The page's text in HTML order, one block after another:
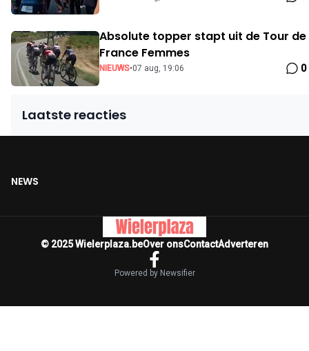
Absolute topper stapt uit de Tour de
France Femmes
NIEUWS•07 aug, 19:06 0
Laatste reacties
NEWS
© 2025 Wielerplaza.beOver onsContactAdverteren
Powered by Newsifier